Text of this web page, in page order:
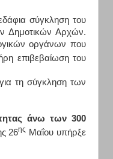
σύγκληση του
Δημοτικών Αρχών.
οργάνων που
επιβεβαίωση του
τη σύγκληση των
άνω των 300
26ης Μαΐου υπήρξε